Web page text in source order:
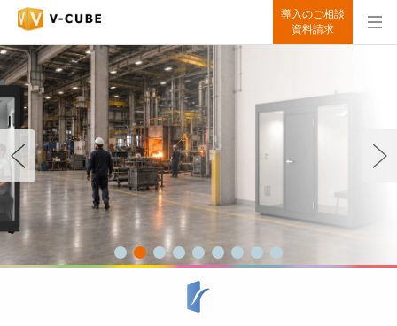
導入のご相談
資料請求